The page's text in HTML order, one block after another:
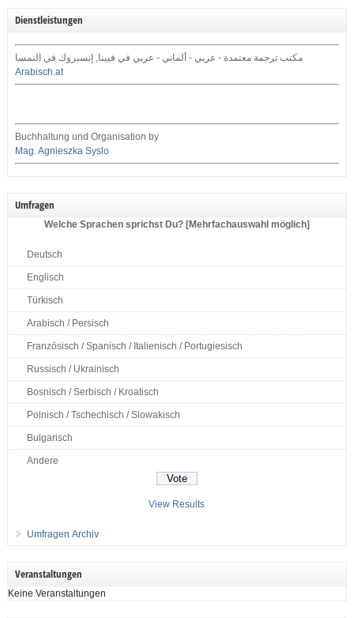
Dienstleistungen
مكتب ترجمة معتمدة - عربي - ألماني - عربي في فيينا, إنسبروك في النمسا
Arabisch.at
Buchhaltung und Organisation by
Mag. Agnieszka Syslo
Umfragen
Welche Sprachen sprichst Du? [Mehrfachauswahl möglich]
Deutsch
Englisch
Türkisch
Arabisch / Persisch
Französisch / Spanisch / Italienisch / Portugiesisch
Russisch / Ukrainisch
Bosnisch / Serbisch / Kroatisch
Polnisch / Tschechisch / Slowakisch
Bulgarisch
Andere
View Results
Umfragen Archiv
Veranstaltungen
Keine Veranstaltungen